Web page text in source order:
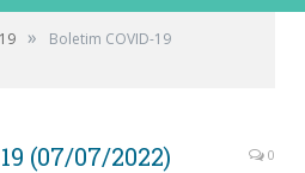
»
Boletim COVID-19
(07/07/2022) 0